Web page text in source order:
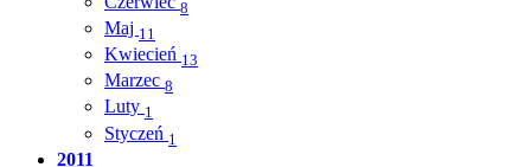
8
Maj 11
Kwiecień 13
Marzec 8
Luty 1
Styczeń 1
2011